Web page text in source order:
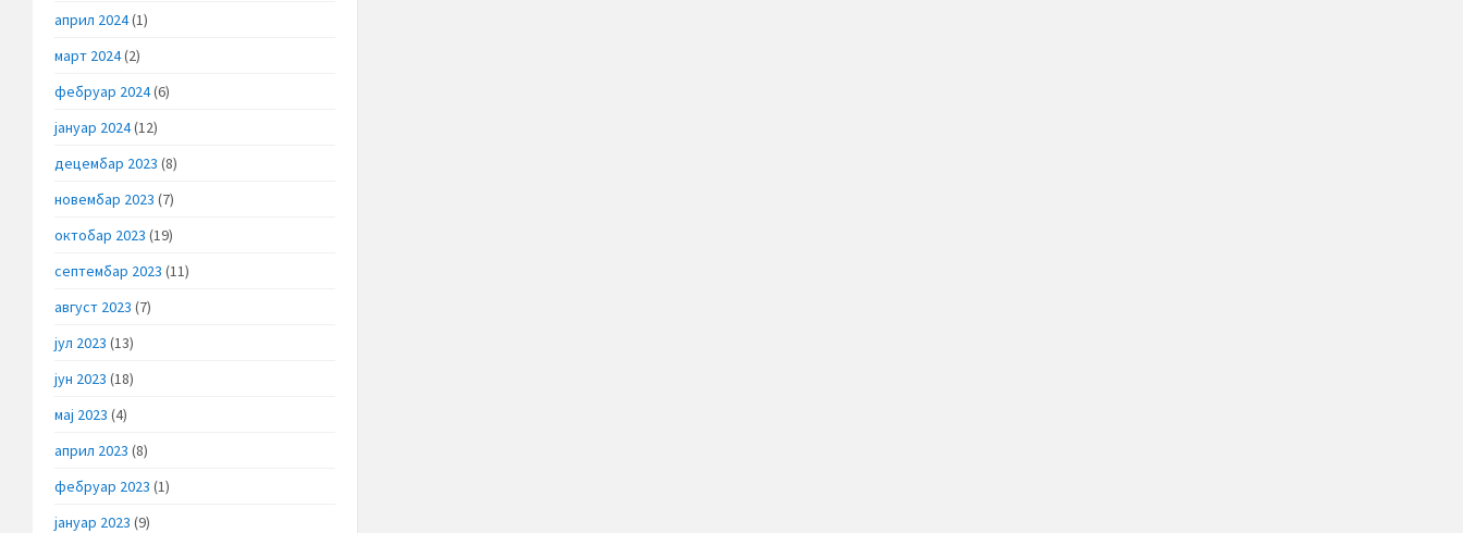
април 2024(1)
март 2024(2)
фебруар 2024(6)
јануар 2024(12)
децембар 2023 (8)
новембар 2023 (7)
октобар 2023 (19)
септембар 2023 (11)
август 2023 (7)
јул 2023 (13)
јун 2023 (18)
мај 2023 (4)
април 2023 (8)
фебруар 2023 (1)
јануар 2023 (9)